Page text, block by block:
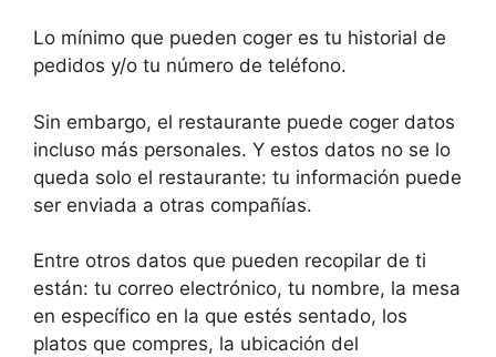
Lo mínimo que pueden coger es tu historial de
pedidos y/o tu número de teléfono.
Sin embargo, el restaurante puede coger datos
incluso más personales. Y estos datos no se lo
queda solo el restaurante: tu información puede
ser enviada a otras compañías.
Entre otros datos que pueden recopilar de ti
están: tu correo electrónico, tu nombre, la mesa
en específico en la que estés sentado, los
platos que compres, la ubicación del